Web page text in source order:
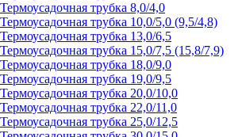
Термоусадочная трубка 8,0/4,0
Термоусадочная трубка 10,0/5,0 (9,5/4,8)
Термоусадочная трубка 13,0/6,5
Термоусадочная трубка 15,0/7,5 (15,8/7,9)
Термоусадочная трубка 18,0/9,0
Термоусадочная трубка 19,0/9,5
Термоусадочная трубка 20,0/10,0
Термоусадочная трубка 22,0/11,0
Термоусадочная трубка 25,0/12,5